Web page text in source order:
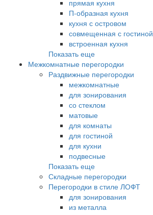
прямая кухня
П-образная кухня
кухня с островом
совмещенная с гостиной
встроенная кухня
Показать еще
Межкомнатные перегородки
Раздвижные перегородки
межкомнатные
для зонирования
со стеклом
матовые
для комнаты
для гостиной
для кухни
подвесные
Показать еще
Складные перегородки
Перегородки в стиле ЛОФТ
для зонирования
из металла